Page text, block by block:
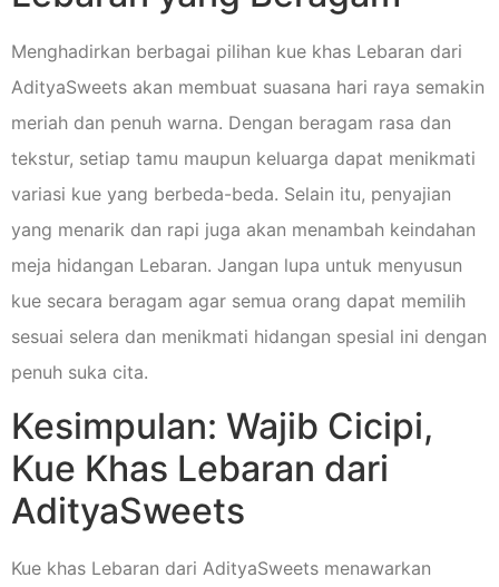
Menghadirkan berbagai pilihan kue khas Lebaran dari
AdityaSweets akan membuat suasana hari raya semakin
meriah dan penuh warna. Dengan beragam rasa dan
tekstur, setiap tamu maupun keluarga dapat menikmati
variasi kue yang berbeda-beda. Selain itu, penyajian
yang menarik dan rapi juga akan menambah keindahan
meja hidangan Lebaran. Jangan lupa untuk menyusun
kue secara beragam agar semua orang dapat memilih
sesuai selera dan menikmati hidangan spesial ini dengan
penuh suka cita.
Kesimpulan: Wajib Cicipi,
Kue Khas Lebaran dari
AdityaSweets
Kue khas Lebaran dari AdityaSweets menawarkan